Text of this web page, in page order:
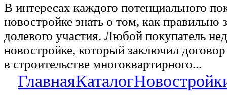
В интересах каждого потенциального
новостройке знать о том, как правильно
долевого участия. Любой покупатель
новостройке, который заключил
в строительстве многоквартирного...
ГлавнаяКаталог